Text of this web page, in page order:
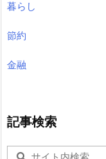
暮らし
節約
金融
記事検索